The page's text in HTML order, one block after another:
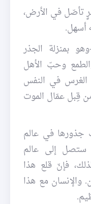
تأصّل في الأرض،
أسهل.
بمنزلة الجذر
وحبّ الأهل
الغرس في النفس
قِبل عمّال الموت
جذورها في عالم
ستصل إلى عالم
فإنّ قلع هذا
والإنسان مع هذا